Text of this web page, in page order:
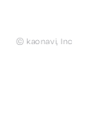
© kaonavi, Inc